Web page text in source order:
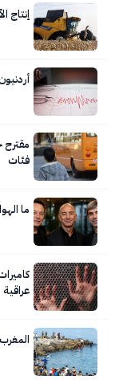
إنتاج
فئات
ما
عراقية